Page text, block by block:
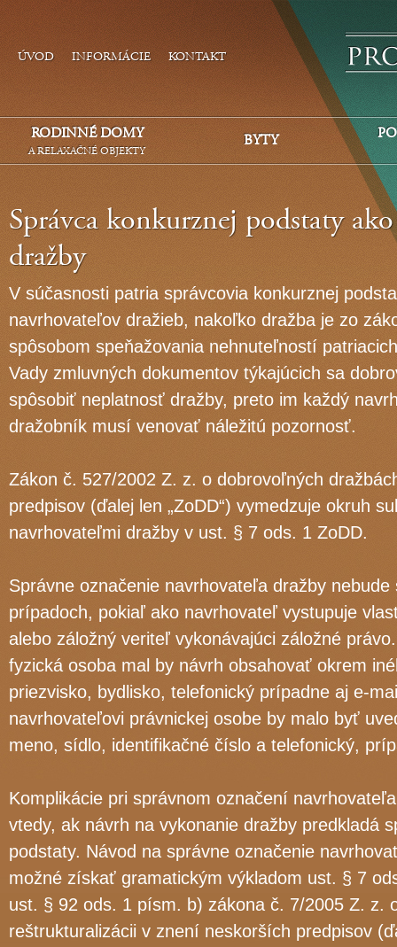
ÚVOD INFORMÁCIE KONTAKT
RODINNÉ DOMY
A RELAXAČNÉ OBJEKTY
BYTY
Správca konkurznej podstaty
dražby
V súčasnosti patria správcovia konkurznej
navrhovateľov dražieb, nakoľko dražba je zo
spôsobom speňažovania nehnuteľností
Vady zmluvných dokumentov týkajúcich sa
spôsobiť neplatnosť dražby, preto im každý
dražobník musí venovať náležitú pozornosť.
Zákon č. 527/2002 Z. z. o dobrovoľných
predpisov (ďalej len „ZoDD“) vymedzuje okruh
navrhovateľmi dražby v ust. § 7 ods. 1 ZoDD.
Správne označenie navrhovateľa dražby
prípadoch, pokiaľ ako navrhovateľ vystupuje
alebo záložný veriteľ vykonávajúci záložné
fyzická osoba mal by návrh obsahovať okrem
priezvisko, bydlisko, telefonický prípadne aj e-
navrhovateľovi právnickej osobe by malo byť
meno, sídlo, identifikačné číslo a telefonický,
Komplikácie pri správnom označení
vtedy, ak návrh na vykonanie dražby predkladá
podstaty. Návod na správne označenie
možné získať gramatickým výkladom ust. § 7
ust. § 92 ods. 1 písm. b) zákona č. 7/2005 Z. z.
reštrukturalizácii v znení neskorších predpisov